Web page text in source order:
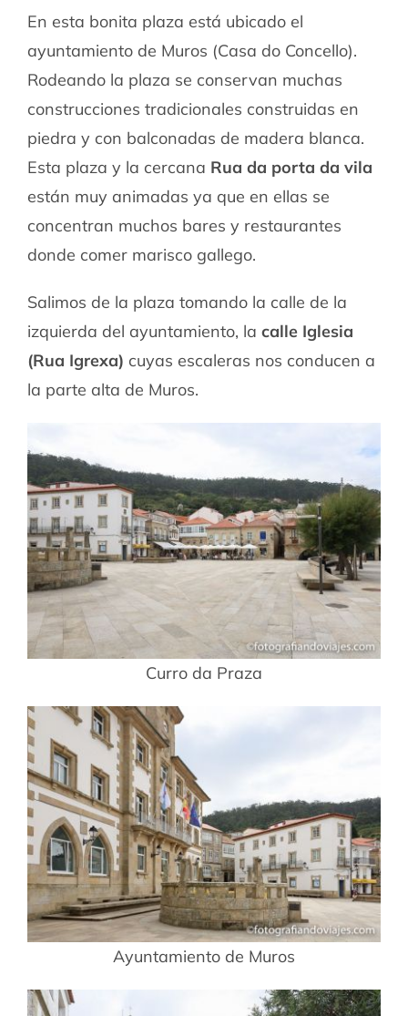
En esta bonita plaza está ubicado el
ayuntamiento de Muros (Casa do Concello).
Rodeando la plaza se conservan muchas
construcciones tradicionales construidas en
piedra y con balconadas de madera blanca.
Esta plaza y la cercana Rua da porta da vila
están muy animadas ya que en ellas se
concentran muchos bares y restaurantes
donde comer marisco gallego.
Salimos de la plaza tomando la calle de la
izquierda del ayuntamiento, la calle Iglesia
(Rua Igrexa) cuyas escaleras nos conducen a
la parte alta de Muros.
Curro da Praza
Ayuntamiento de Muros